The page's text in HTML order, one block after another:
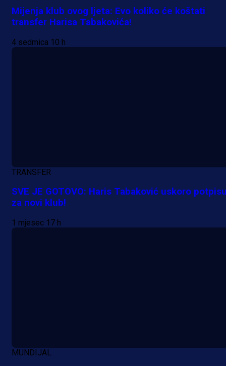
Mijenja klub ovog ljeta: Evo koliko će koštati
transfer Harisa Tabakovića!
4 sedmica 10 h
TRANSFER
SVE JE GOTOVO: Haris Tabaković uskoro
za novi klub!
1 mjesec 17 h
MUNDIJAL